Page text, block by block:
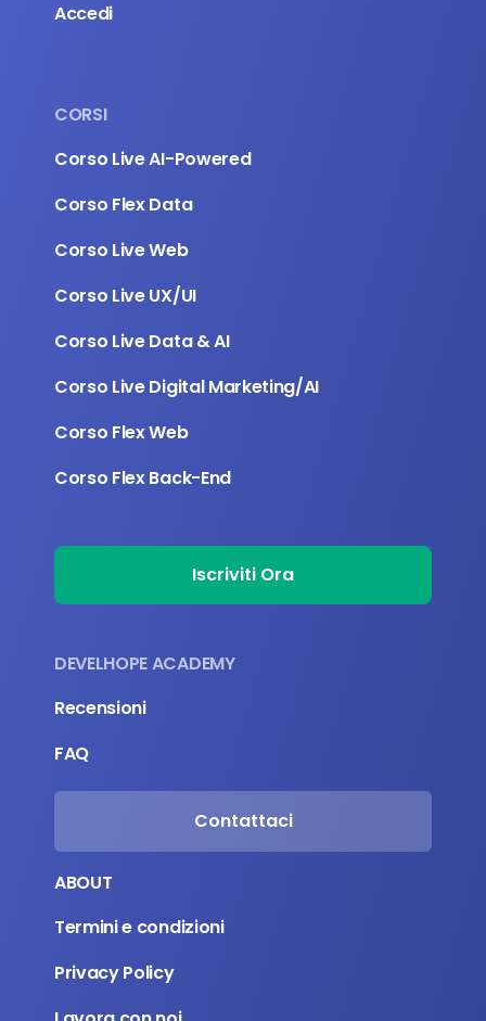
Accedi
CORSI
Corso Live AI-Powered
Corso Flex Data
Corso Live Web
Corso Live UX/UI
Corso Live Data & AI
Corso Live Digital Marketing/AI
Corso Flex Web
Corso Flex Back-End
Iscriviti Ora
DEVELHOPE ACADEMY
Recensioni
FAQ
Contattaci
ABOUT
Termini e condizioni
Privacy Policy